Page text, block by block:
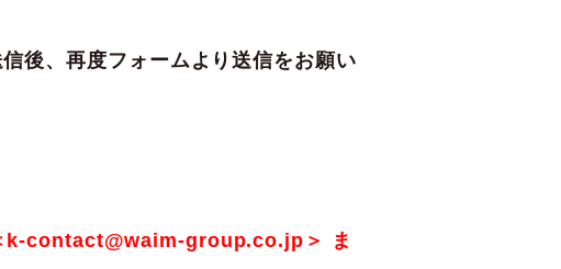
後、再度フォームより送信をお願い
k-contact@waim-group.co.jp＞ ま